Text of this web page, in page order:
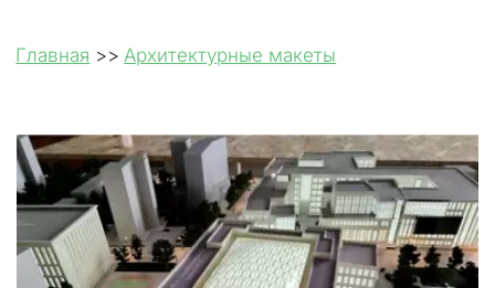
Главная >> Архитектурные макеты